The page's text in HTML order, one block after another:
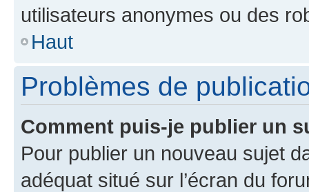
utilisateurs anonymes ou des
Haut
Problèmes de
Comment puis-je publier un
Pour publier un nouveau sujet
adéquat situé sur l’écran du